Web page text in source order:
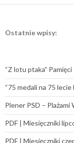
Ostatnie wpisy:
“Z lotu ptaka”
“75 medali na 75
Plener PSD – Plażami
PDF | Miesięczniki
PDF | Miesięczniki